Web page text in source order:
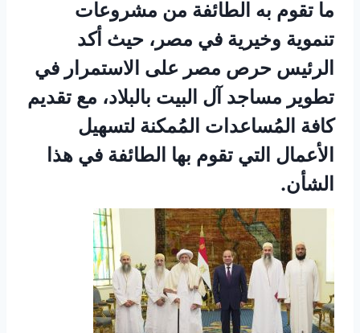
ما تقوم به الطائفة من مشروعات
تنموية وخيرية في مصر، حيث أكد
الرئيس حرص مصر على الاستمرار في
تطوير مساجد آل البيت بالبلاد، مع تقديم
كافة المُساعدات المُمكنة لتسهيل
الأعمال التي تقوم بها الطائفة في هذا
الشأن.